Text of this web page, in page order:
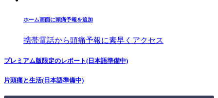
ホーム画面に頭痛予報を追加
携帯電話から頭痛予報に素早くアクセス
プレミアム版限定のレポート(日本語準備中)
片頭痛と生活(日本語準備中)